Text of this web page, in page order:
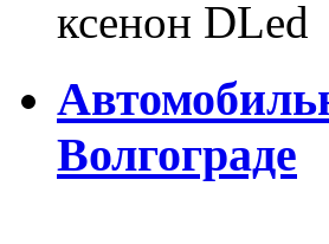
ксенон DLed
Волгограде